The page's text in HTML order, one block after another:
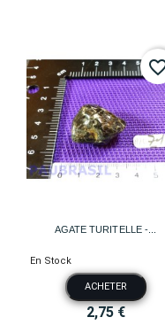
AGATE TURITELLE -...
En Stock
ACHETER
2,75 €